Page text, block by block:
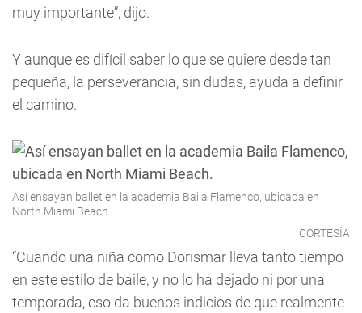
muy importante”, dijo.
Y aunque es difícil saber lo que se quiere desde tan
pequeña, la perseverancia, sin dudas, ayuda a definir
el camino.
Así ensayan ballet en la academia Baila Flamenco, ubicada en
North Miami Beach.
CORTESÍA
“Cuando una niña como Dorismar lleva tanto tiempo
en este estilo de baile, y no lo ha dejado ni por una
temporada, eso da buenos indicios de que realmente